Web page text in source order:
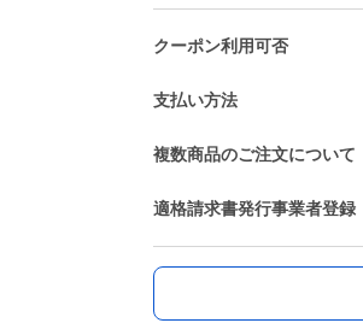
クーポン利用可否
支払い方法
複数商品のご注文について
適格請求書発行事業者登録